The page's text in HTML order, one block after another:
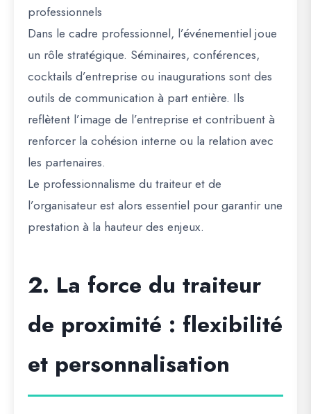
professionnels
Dans le cadre professionnel, l’événementiel joue
un rôle stratégique. Séminaires, conférences,
cocktails d’entreprise ou inaugurations sont des
outils de communication à part entière. Ils
reflètent l’image de l’entreprise et contribuent à
renforcer la cohésion interne ou la relation avec
les partenaires.
Le professionnalisme du traiteur et de
l’organisateur est alors essentiel pour garantir une
prestation à la hauteur des enjeux.
2. La force du traiteur
de proximité : flexibilité
et personnalisation